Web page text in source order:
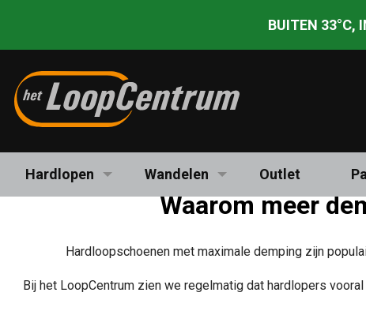
BUITEN 33°C,
Gablessurevrij op padmet de
juiste schoenen
Krijgéén-op-één advies
onze specialisten
Hardlopen Wandelen Outlet
Waarom meer
Hardloopschoenen met maximale demping zijn
Bij het LoopCentrum zien we regelmatig dat hardlopers